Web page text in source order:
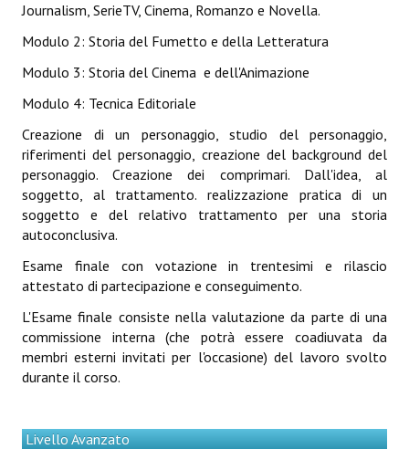
Journalism, SerieTV, Cinema, Romanzo e Novella.
Modulo 2: Storia del Fumetto e della Letteratura
Modulo 3: Storia del Cinema e dell'Animazione
Modulo 4: Tecnica Editoriale
Creazione di un personaggio, studio del personaggio,
riferimenti del personaggio, creazione del background del
personaggio. Creazione dei comprimari. Dall'idea, al
soggetto, al trattamento. realizzazione pratica di un
soggetto e del relativo trattamento per una storia
autoconclusiva.
Esame finale con votazione in trentesimi e rilascio
attestato di partecipazione e conseguimento.
L'Esame finale consiste nella valutazione da parte di una
commissione interna (che potrà essere coadiuvata da
membri esterni invitati per l'occasione) del lavoro svolto
durante il corso.
Livello Avanzato